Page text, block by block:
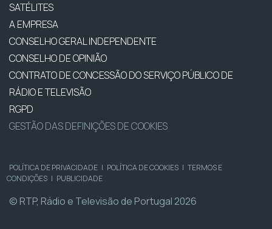
SATÉLITES
A EMPRESA
CONSELHO GERAL INDEPENDENTE
CONSELHO DE OPINIÃO
CONTRATO DE CONCESSÃO DO SERVIÇO PÚBLICO DE
RÁDIO E TELEVISÃO
RGPD
GESTÃO DAS DEFINIÇÕES DE COOKIES
POLÍTICA DE PRIVACIDADE | POLÍTICA DE COOKIES | TERMOS E
CONDIÇÕES | PUBLICIDADE
© RTP, Rádio e Televisão de Portugal 2026